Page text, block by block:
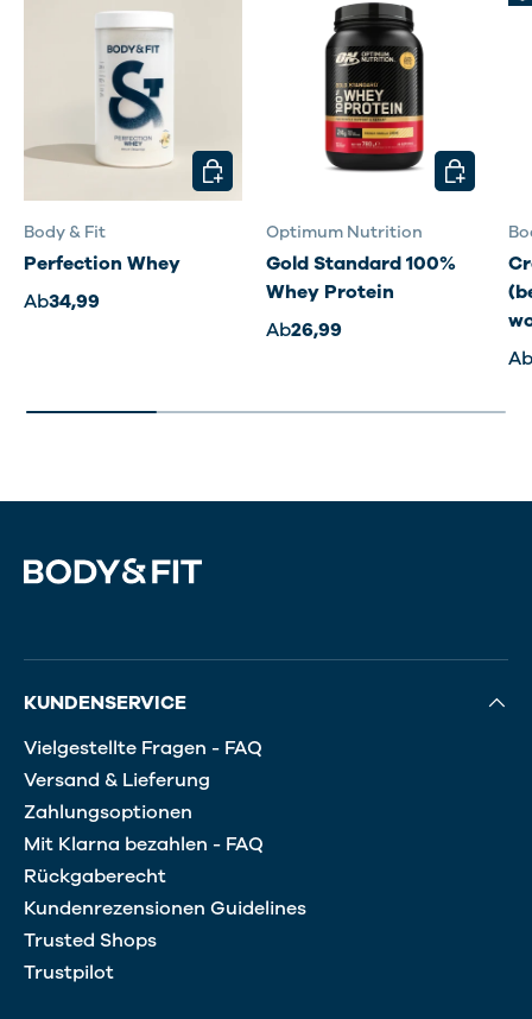
Body & Fit
Perfection Whey
Ab34,99
OPTIONEN AUSWÄHLEN
Optimum Nutrition
Gold Standard 100%
Whey Protein
Ab26,99
Ab
KUNDENSERVICE
Vielgestellte Fragen - FAQ
Versand & Lieferung
Zahlungsoptionen
Mit Klarna bezahlen - FAQ
Rückgaberecht
Kundenrezensionen Guidelines
Trusted Shops
Trustpilot